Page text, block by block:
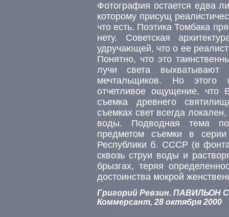
Фотография остается едва
которому присущ
что есть. Поэтика Томбака
нету. Советская
удручающей, что о ее
Понятно, что это
лучи света выхватывают
мечтальщиков. Но этого
отчетливое ощущение, что
съемка древнего
съемках свет всегда
воды. Подводная тема
предметом съемки в
Республики б. СССР (в
сквозь струи воды и
брызгах, теряя
достоинства мокрой
Григорий Ревзин.
Коммерсант, 28 октября 2000